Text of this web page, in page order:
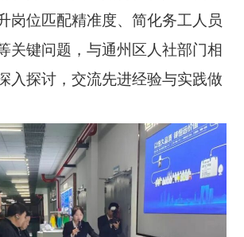
岗位匹配精准度、简化务工人员
关键问题，与通州区人社部门相
入探讨，交流先进经验与实践做